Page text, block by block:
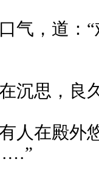
气，道：
沉思，良
人在殿外